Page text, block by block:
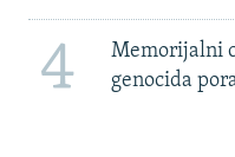
4
Memorijalni
genocida